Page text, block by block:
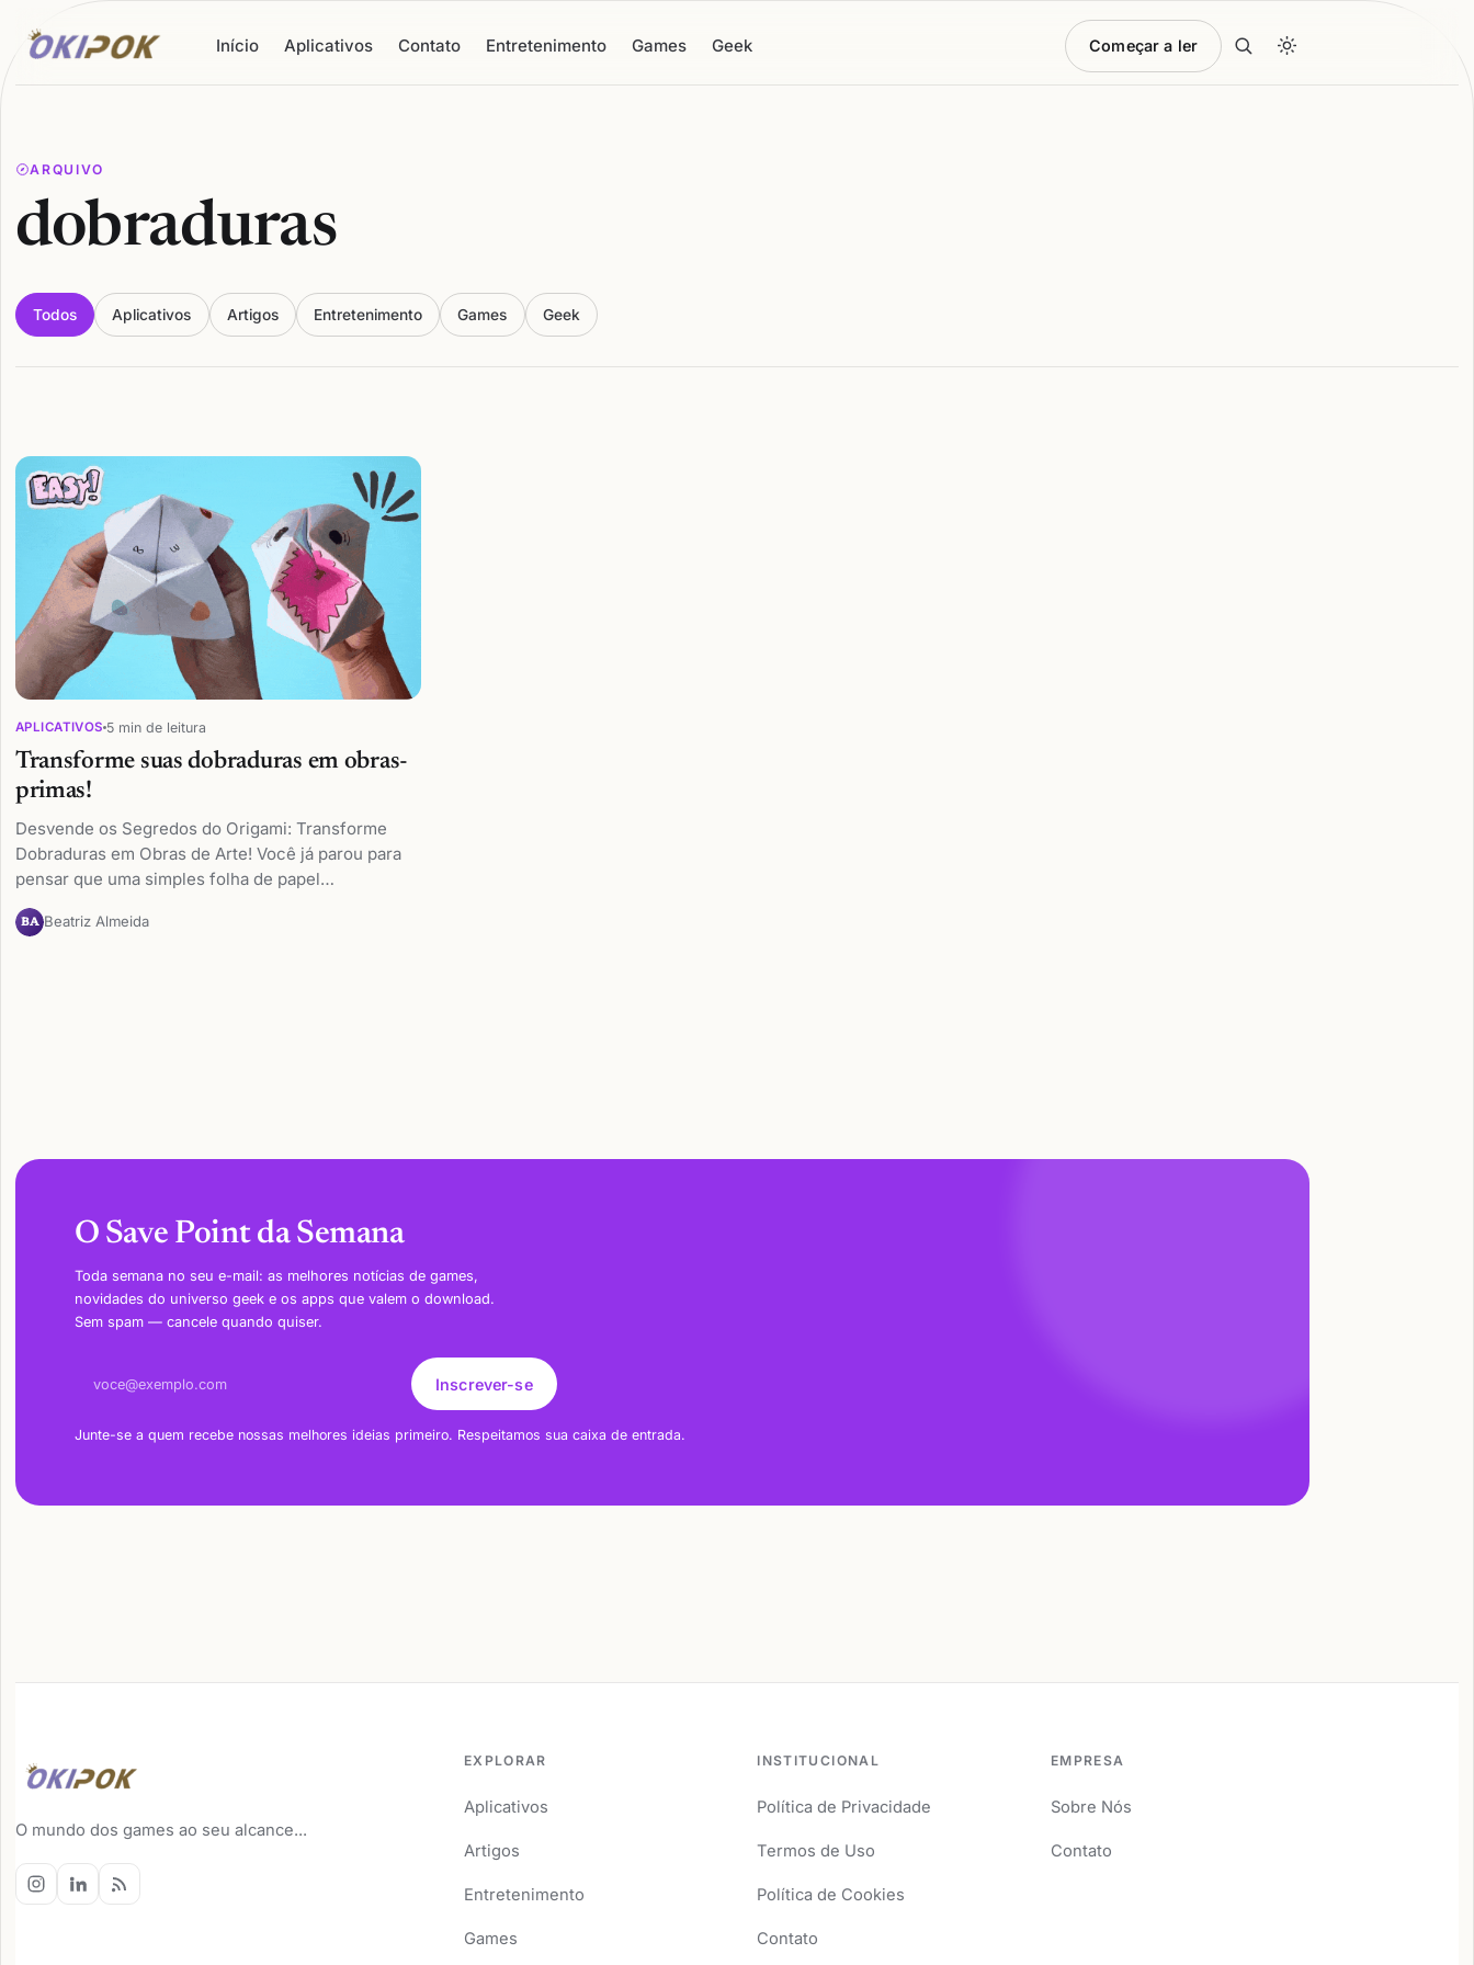
Início Aplicativos Contato Entretenimento Games Geek Começar a ler
ARQUIVO
dobraduras
Todos Aplicativos Artigos Entretenimento Games Geek
Articles
APLICATIVOS 5 min de leitura
Transforme suas dobraduras em obras-
primas!
Desvende os Segredos do Origami: Transforme
Dobraduras em Obras de Arte! Você já parou para
pensar que uma simples folha de papel…
BA Beatriz Almeida
O Save Point da Semana
Toda semana no seu e-mail: as melhores notícias de games,
novidades do universo geek e os apps que valem o download.
Sem spam — cancele quando quiser.
Inscrever-se
Junte-se a quem recebe nossas melhores ideias primeiro. Respeitamos sua caixa de entrada.
O mundo dos games ao seu alcance...
EXPLORAR
Aplicativos
Artigos
Entretenimento
Games
INSTITUCIONAL
Política de Privacidade
Termos de Uso
Política de Cookies
Contato
EMPRESA
Sobre Nós
Contato